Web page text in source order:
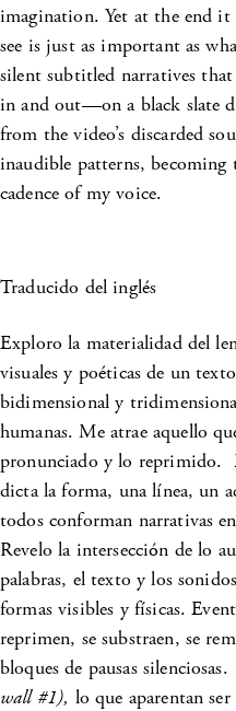
imagination. Yet at the end it
see is just as important as
silent subtitled narratives
in and out—on a black slate
from the video’s discarded
inaudible patterns,
cadence of my voice.
Traducido del inglés
Exploro la materialidad del
visuales y poéticas de un
bidimensional y
humanas. Me atrae aquello
pronunciado y lo reprimido.
dicta la forma, una línea, un
todos conforman narrativas
Revelo la intersección de lo
palabras, el texto y los
formas visibles y físicas.
reprimen, se substraen, se
bloques de pausas
wall #1), lo que aparentan